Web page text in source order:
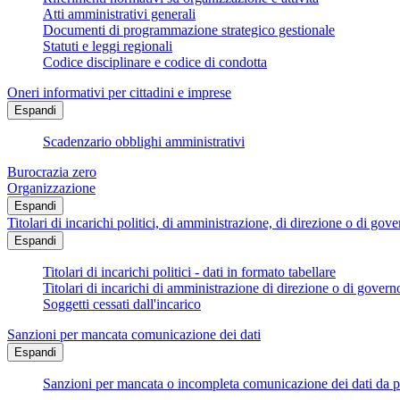
Atti amministrativi generali
Documenti di programmazione strategico gestionale
Statuti e leggi regionali
Codice disciplinare e codice di condotta
Oneri informativi per cittadini e imprese
Espandi
Scadenzario obblighi amministrativi
Burocrazia zero
Organizzazione
Espandi
Titolari di incarichi politici, di amministrazione, di direzione o di
Espandi
Titolari di incarichi politici - dati in formato tabellare
Titolari di incarichi di amministrazione di direzione o di
Soggetti cessati dall'incarico
Sanzioni per mancata comunicazione dei dati
Espandi
Sanzioni per mancata o incompleta comunicazione dei dati